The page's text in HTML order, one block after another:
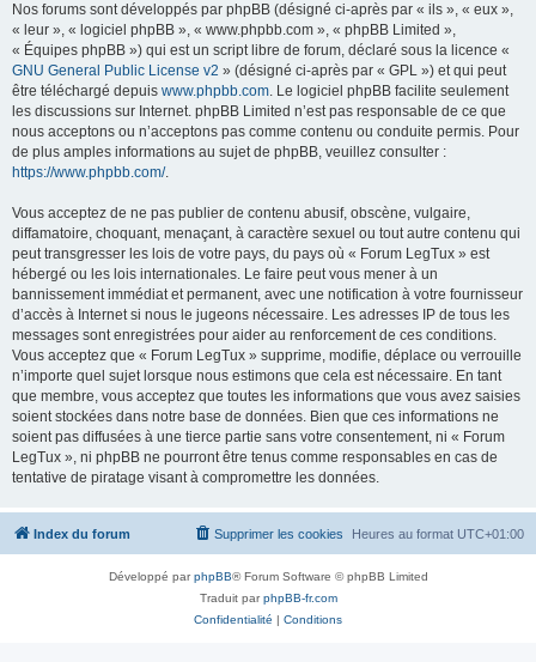
Nos forums sont développés par phpBB (désigné ci-après par « ils », « eux »,
« leur », « logiciel phpBB », « www.phpbb.com », « phpBB Limited »,
« Équipes phpBB ») qui est un script libre de forum, déclaré sous la licence «
GNU General Public License v2 » (désigné ci-après par « GPL ») et qui peut
être téléchargé depuis www.phpbb.com. Le logiciel phpBB facilite seulement
les discussions sur Internet. phpBB Limited n’est pas responsable de ce que
nous acceptons ou n’acceptons pas comme contenu ou conduite permis. Pour
de plus amples informations au sujet de phpBB, veuillez consulter :
https://www.phpbb.com/.
Vous acceptez de ne pas publier de contenu abusif, obscène, vulgaire,
diffamatoire, choquant, menaçant, à caractère sexuel ou tout autre contenu qui
peut transgresser les lois de votre pays, du pays où « Forum LegTux » est
hébergé ou les lois internationales. Le faire peut vous mener à un
bannissement immédiat et permanent, avec une notification à votre fournisseur
d’accès à Internet si nous le jugeons nécessaire. Les adresses IP de tous les
messages sont enregistrées pour aider au renforcement de ces conditions.
Vous acceptez que « Forum LegTux » supprime, modifie, déplace ou verrouille
n’importe quel sujet lorsque nous estimons que cela est nécessaire. En tant
que membre, vous acceptez que toutes les informations que vous avez saisies
soient stockées dans notre base de données. Bien que ces informations ne
soient pas diffusées à une tierce partie sans votre consentement, ni « Forum
LegTux », ni phpBB ne pourront être tenus comme responsables en cas de
tentative de piratage visant à compromettre les données.
Index du forum Heures au format UTC+01:00
Supprimer les cookies
Développé parphpBB® Forum Software © phpBB Limited
Traduit parphpBB-fr.com
Confidentialité | Conditions